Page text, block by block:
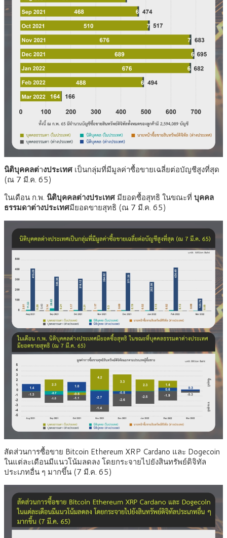
นิติบุคคลต่างประเทศ เป็นกลุ่มที่มีมูลค่าซื้อขายเฉลี่ยต่อบัญชีสูงที่สุด
(ณ 7 มี.ค. 65)
ในเดือน ก.พ. นิติบุคคลต่างประเทศ มียอดซื้อสุทธิ ในขณะที่ บุคคล
ธรรมดาต่างประเทศมียอดขายสุทธิ (ณ 7 มี.ค. 65)
สัดส่วนการซื้อขาย Bitcoin Ethereum XRP Cardano และ Dogecoin
ในแต่ละเดือนมีแนวโน้มลดลง โดยกระจายไปยังสินทรัพย์ดิจิทัล
ประเภทอื่น ๆ มากขึ้น (7 มี.ค. 65)